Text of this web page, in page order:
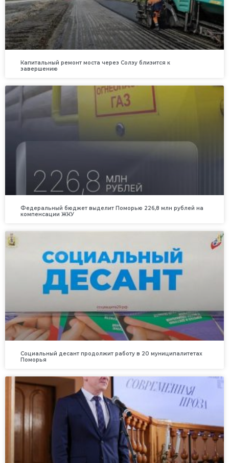
Капитальный ремонт моста через Солзу близится к
завершению
Федеральный бюджет выделит Поморью 226,8 млн рублей на
компенсации ЖКУ
Социальный десант продолжит работу в 20 муниципалитетах
Поморья